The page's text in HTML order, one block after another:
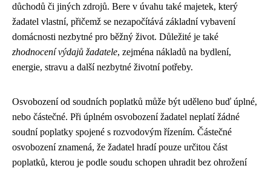
důchodů či jiných zdrojů. Bere v úvahu také majetek, který
žadatel vlastní, přičemž se nezapočítává základní vybavení
domácnosti nezbytné pro běžný život. Důležité je také
zhodnocení výdajů žadatele, zejména nákladů na bydlení,
energie, stravu a další nezbytné životní potřeby.
Osvobození od soudních poplatků může být uděleno buď úplné,
nebo částečné. Při úplném osvobození žadatel neplatí žádné
soudní poplatky spojené s rozvodovým řízením. Částečné
osvobození znamená, že žadatel hradí pouze určitou část
poplatků, kterou je podle soudu schopen uhradit bez ohrožení